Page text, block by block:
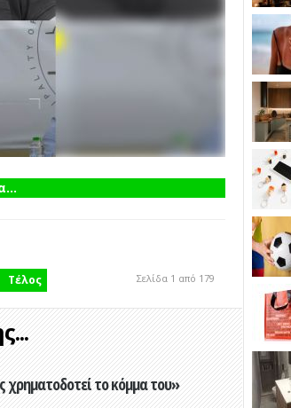
Τέλος Σελίδα 1 από 179
το κόμμα του»